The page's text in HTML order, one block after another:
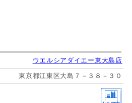
ウエルシアダイエー東大島店
東京都江東区大島７－３８－３０